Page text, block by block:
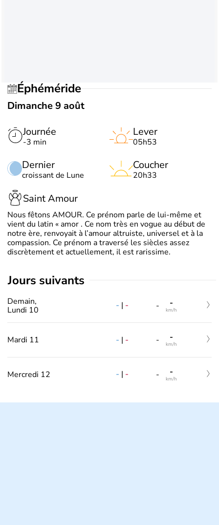
Éphéméride
Dimanche 9 août
Journée
-3 min
Dernier
croissant de Lune
Lever
05h53
Coucher
20h33
Saint Amour
Nous fêtons AMOUR. Ce prénom parle de lui-même et
vient du latin « amor . Ce nom très en vogue au début de
notre ère, renvoyait à l’amour altruiste, universel et à la
compassion. Ce prénom a traversé les siècles assez
discrètement et actuellement, il est rarissime.
jours suivants
Demain,
Lundi 10
- | - - -
km/h
Mardi 11 - | - - -
km/h
Mercredi 12 - | - - -
km/h